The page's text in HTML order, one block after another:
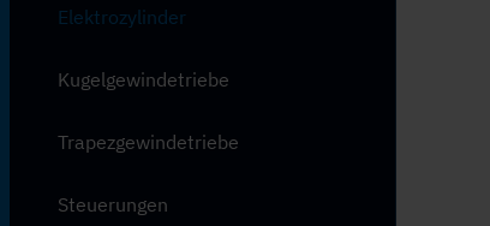
Elektrozylinder
Kugelgewindetriebe
Trapezgewindetriebe
Steuerungen